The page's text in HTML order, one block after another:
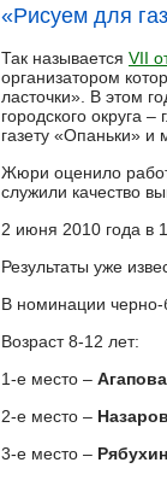
«Рисуем для
Так называется VII
организатором
ласточки». В этом
городского округа
газету «Опаньки»
Жюри оценило
служили качество
2 июня 2010 года в
Результаты уже
В номинации черно-
Возраст 8-12 лет:
1-е место –
2-е место –
3-е место –